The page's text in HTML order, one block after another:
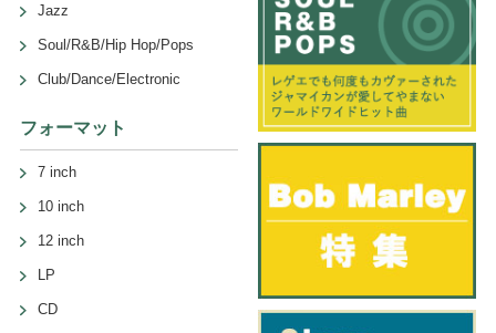
Jazz
Soul/R&B/Hip Hop/Pops
Club/Dance/Electronic
フォーマット
7 inch
10 inch
12 inch
LP
CD